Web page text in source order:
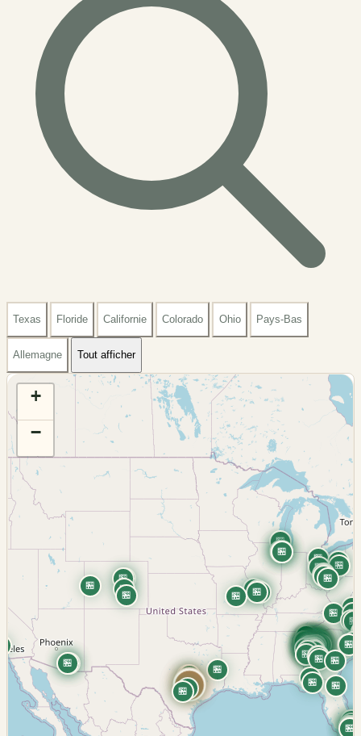
Texas Floride Californie Colorado Ohio Pays-Bas
Allemagne Tout afficher
🏪
🏪
🏪
🏪
🏪
🏪
🏪
🏪
🏪
🏪
🏪
🏪
🏪
🏪
🏪
🏪
🏪
🏪
🏪
🏪
🏪
🏪
🏪
🏪
🏪
🏪
🏪
🏪
🏪
🏪
🏪
🏪
🏪
🏪
🏪
🏪
🏪
🏪
🏪
🏪
🏪
🏪
🏪
🏪
🏪
🏪
🏪
🏪 🏪
🏪
🏪
🏪
🏪
🏪
🏪
🏪
🏪
🏪
🏪
🏪
🏪🏪
🏪
🏪
🏪
🏪
🏪
🏪
🏪
🏪🏪
🏪
🏪
🏪
🏪
🏪
🏪
🏪🏪
🏪
🏪
🏪
🏪
🏪
🏪
🏪🏪
🏪
🏪
🏪
🏪
🏪
🏪
🏪
🏪
🏪
🏪🏪
🏪
🏪
🏪
🏪
🏪
🏪🏪
🏪
🏪
🏪🏪
🏪
🏪🏪
🏪
🏪
🏪🏪
🏪
🏪🏪
🏪
🏪
🏪
🏪
🏪
🏪
🏪
🏪
🏪
+
−